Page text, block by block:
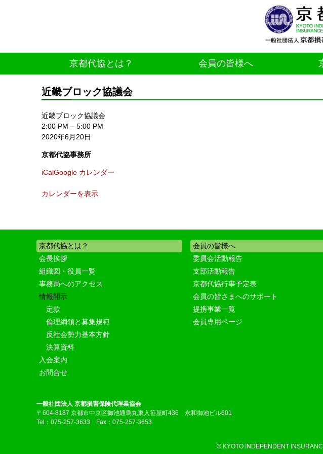
京都代協とは？ 会員の皆様へ
近畿ブロック協議会
近畿ブロック協議会
2:00 PM – 5:00 PM
2020年6月20日
京都代協事務所
iCalGoogle カレンダー
カレンダーを表示
京都代協とは？
会長挨拶
組織図・役員一覧
事務局へのアクセス
情報開示
定款
倫理綱領と募集規範
反社会勢力基本方針
決算資料
入会案内
お問合せ
会員の皆様へ
委員会活動報告
支部活動報告
京都代協行事予定表
会員の皆さまへのサポート
提携事業一覧
会員専用ページ
一般社団法人 京都損害保険代理業協会
〒604-8187 京都市中京区御池通烏丸東入笹屋町436 永和御池ビル601
Tel：075-257-3633 Fax：075-257-3653
© KYOTO INDEPENDENT